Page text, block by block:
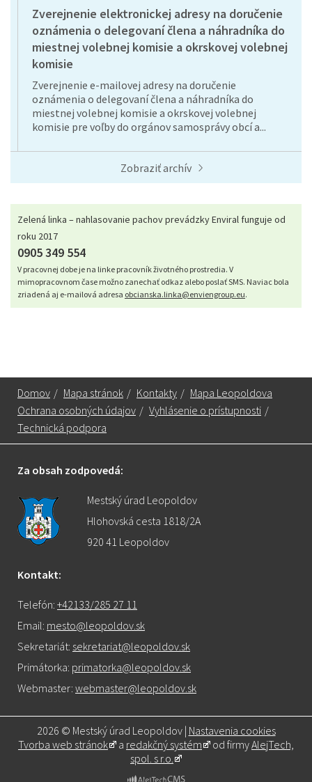
Zverejnenie elektronickej adresy na doručenie
oznámenia o delegovaní člena a náhradníka do
miestnej volebnej komisie a okrskovej volebnej
komisie
Zverejnenie e-mailovej adresy na doručenie
oznámenia o delegovaní člena a náhradníka do
miestnej volebnej komisie a okrskovej volebnej
komisie pre voľby do orgánov samosprávy obcí a...
Zobraziť archív
Zelená linka – nahlasovanie pachov prevádzky Enviral funguje od
roku 2017
0905 349 554
V pracovnej dobe je na linke pracovník životného prostredia. V
mimopracovnom čase možno zanechať odkaz alebo poslať SMS. Naviac bola
zriadená aj e-mailová adresa obcianska.linka@enviengroup.eu.
Domov / Mapa stránok / Kontakty / Mapa Leopoldova
Ochrana osobných údajov / Vyhlásenie o prístupnosti /
Technická podpora
Za obsah zodpovedá:
Mestský úrad Leopoldov
Hlohovská cesta 1818/2A
920 41 Leopoldov
Kontakt:
Telefón: +42133/285 27 11
Email: mesto@leopoldov.sk
Sekretariát: sekretariat@leopoldov.sk
Primátorka: primatorka@leopoldov.sk
Webmaster: webmaster@leopoldov.sk
2026 © Mestský úrad Leopoldov | Nastavenia cookies
Tvorba web stránok
a redakčný systém od firmyAlejTech,
spol. s r.o.